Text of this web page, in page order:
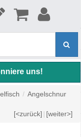
uns!
/ Angelschnur
[<zurück] | [weiter>]